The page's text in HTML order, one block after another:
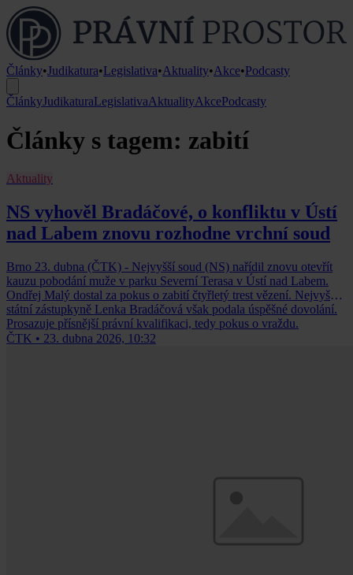
Články•Judikatura•Legislativa•Aktuality•Akce•Podcasty
ČlánkyJudikaturaLegislativaAktualityAkcePodcasty
Články s tagem: zabití
Aktuality
NS vyhověl Bradáčové, o konfliktu v Ústí
nad Labem znovu rozhodne vrchní soud
Brno 23. dubna (ČTK) - Nejvyšší soud (NS) nařídil znovu otevřít
kauzu pobodání muže v parku Severní Terasa v Ústí nad Labem.
Ondřej Malý dostal za pokus o zabití čtyřletý trest vězení. Nejvyšší
státní zástupkyně Lenka Bradáčová však podala úspěšné dovolání.
Prosazuje přísnější právní kvalifikaci, tedy pokus o vraždu.
ČTK • 23. dubna 2026, 10:32